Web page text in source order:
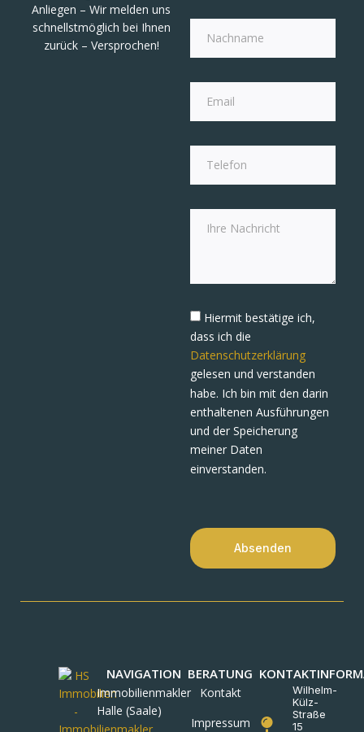
Anliegen – Wir melden uns
schnellstmöglich bei Ihnen
zurück – Versprochen!
Hiermit bestätige ich,
dass ich die
Datenschutzerklärung
gelesen und verstanden
habe. Ich bin mit den darin
enthaltenen Ausführungen
und der Speicherung
meiner Daten
einverstanden.
Absenden
NAVIGATION
Immobilienmakler
Halle (Saale)
BERATUNG
Kontakt
Impressum
Wilhelm-
Külz-
Straße
15